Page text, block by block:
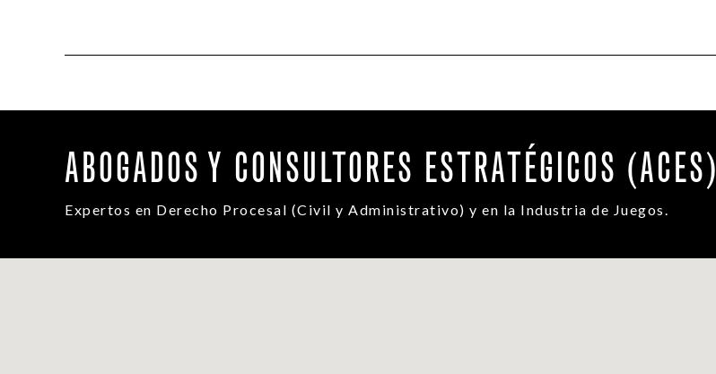
ABOGADOS Y CONSULTORES ESTRATÉGICOS (ACES)
Expertos en Derecho Procesal (Civil y Administrativo) y en la Industria de Juegos.